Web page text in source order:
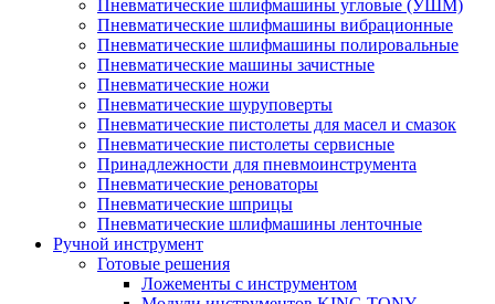
Пневматические шлифмашины угловые (УШМ)
Пневматические шлифмашины вибрационные
Пневматические шлифмашины полировальные
Пневматические машины зачистные
Пневматические ножи
Пневматические шуруповерты
Пневматические пистолеты для масел и смазок
Пневматические пистолеты сервисные
Принадлежности для пневмоинструмента
Пневматические реноваторы
Пневматические шприцы
Пневматические шлифмашины ленточные
Ручной инструмент
Готовые решения
Ложементы с инструментом